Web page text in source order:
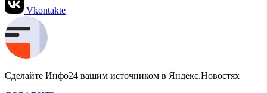
Vkontakte
Сделайте Инфо24 вашим источником в Яндекс.Новостях